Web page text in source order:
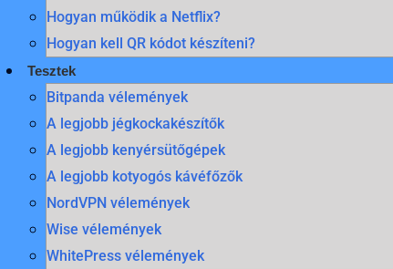
Hogyan működik a Netflix?
Hogyan kell QR kódot készíteni?
Tesztek
Bitpanda vélemények
A legjobb jégkockakészítők
A legjobb kenyérsütőgépek
A legjobb kotyogós kávéfőzők
NordVPN vélemények
Wise vélemények
WhitePress vélemények